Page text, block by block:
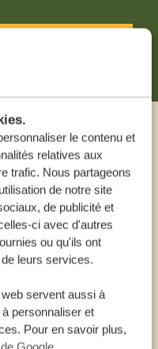
le contenu et
relatives aux
trafic. Nous partageons
de notre site
de publicité et
ci avec d'autres
ou qu'ils ont
leurs services.
servent aussi à
personnaliser et
Pour en savoir plus,
SUR MESURE
expert
LÀ POUR VOUS